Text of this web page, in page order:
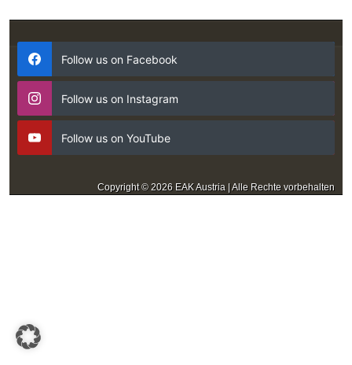
Follow us on Facebook
Follow us on Instagram
Follow us on YouTube
Copyright © 2026 EAK Austria | Alle Rechte vorbehalten